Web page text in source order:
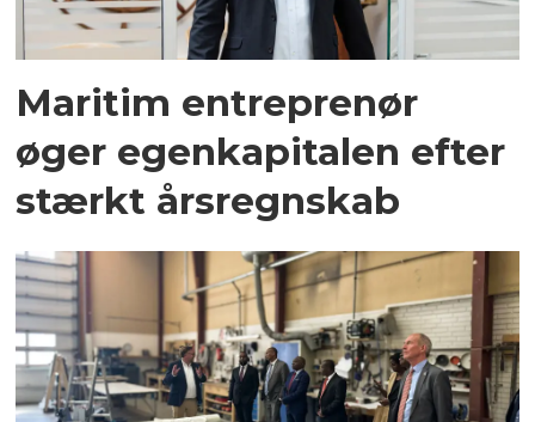
Maritim entreprenør
øger egenkapitalen efter
stærkt årsregnskab